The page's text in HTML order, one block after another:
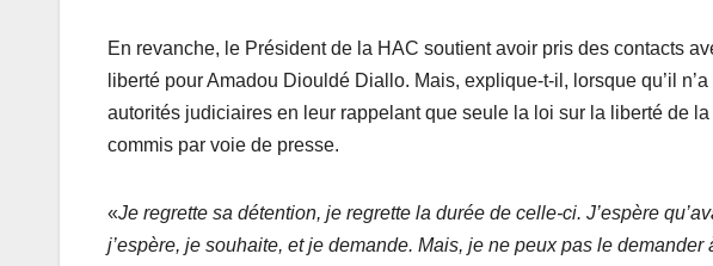
En revanche, le Président de la HAC soutient avoir pris des contacts
liberté pour Amadou Diouldé Diallo. Mais, explique-t-il, lorsque qu’il
autorités judiciaires en leur rappelant que seule la loi sur la liberté de
commis par voie de presse.
«Je regrette sa détention, je regrette la durée de celle-ci. J’espère
j’espère, je souhaite, et je demande. Mais, je ne peux pas le